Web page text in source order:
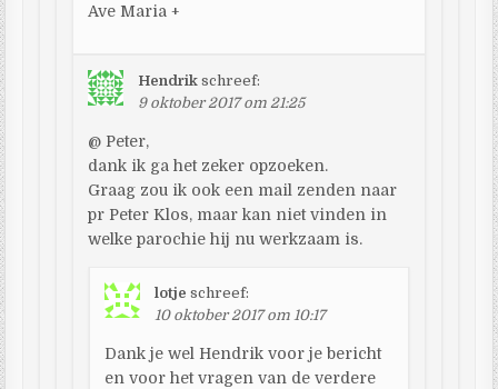
Ave Maria +
Hendrik schreef:
9 oktober 2017 om 21:25
@ Peter,
dank ik ga het zeker opzoeken.
Graag zou ik ook een mail zenden naar
pr Peter Klos, maar kan niet vinden in
welke parochie hij nu werkzaam is.
lotje schreef:
10 oktober 2017 om 10:17
Dank je wel Hendrik voor je bericht
en voor het vragen van de verdere